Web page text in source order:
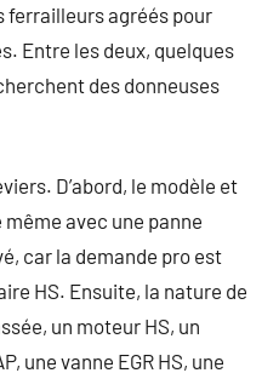
ferrailleurs agréés pour
Entre les deux, quelques
des donneuses
D’abord, le modèle et
avec une panne
car la demande pro est
HS. Ensuite, la nature de
un moteur HS, un
une vanne EGR HS, une